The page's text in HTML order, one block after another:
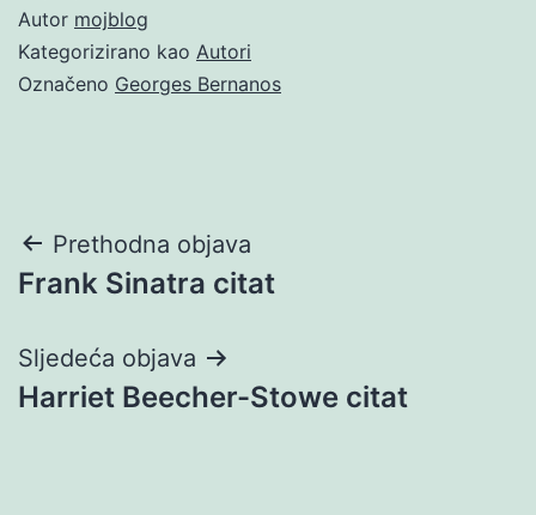
Autor mojblog
Kategorizirano kao Autori
Označeno Georges Bernanos
Navigacija
objava
Prethodna objava
Frank Sinatra citat
Sljedeća objava
Harriet Beecher-Stowe citat